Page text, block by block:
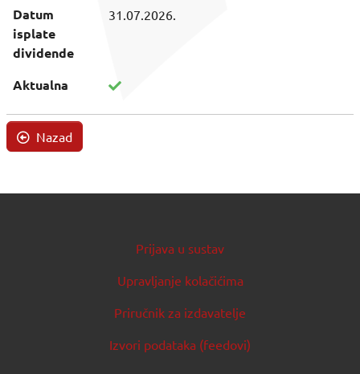
Datum
isplate
dividende
31.07.2026.
Aktualna
Nazad
Prijava u sustav
Upravljanje kolačićima
Priručnik za izdavatelje
Izvori podataka (feedovi)